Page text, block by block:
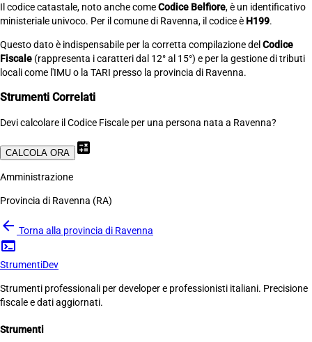
Il codice catastale, noto anche comeCodice Belfiore, è un identificativo
ministeriale univoco. Per il comune di Ravenna, il codice è H199.
Questo dato è indispensabile per la corretta compilazione del Codice
Fiscale (rappresenta i caratteri dal 12° al 15°) e per la gestione di tributi
locali come l'IMU o la TARI presso la provincia di Ravenna.
Strumenti Correlati
Devi calcolare il Codice Fiscale per una persona nata a Ravenna?
CALCOLA ORA calculate
Amministrazione
Provincia di Ravenna (RA)
arrow_back Torna alla provincia di Ravenna
terminal
StrumentiDev
Strumenti professionali per developer e professionisti italiani. Precisione
fiscale e dati aggiornati.
Strumenti